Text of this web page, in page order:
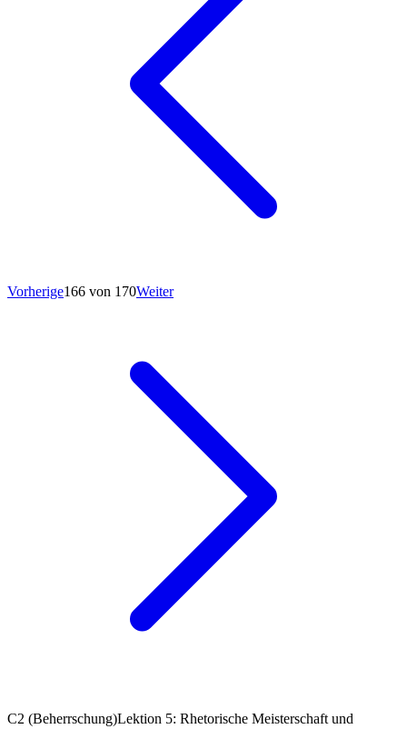
Vorherige166 von 170Weiter
C2 (Beherrschung)Lektion 5: Rhetorische Meisterschaft und